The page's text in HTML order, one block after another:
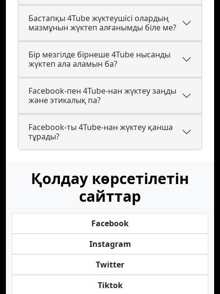
Бастапқы 4Tube жүктеушісі олардың
мазмұнын жүктеп алғанымды біле ме?
Бір мезгілде бірнеше 4Tube нысанды
жүктеп ала аламын ба?
Facebook-пен 4Tube-нан жүктеу заңды
және этикалық па?
Facebook-ты 4Tube-нан жүктеу қанша
тұрады?
Қолдау көрсетілетін
сайттар
Facebook
Instagram
Twitter
Tiktok